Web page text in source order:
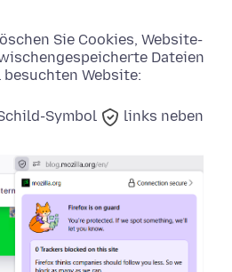
Sie Cookies, Website-
Dateien
Website:
Symbol
links neben